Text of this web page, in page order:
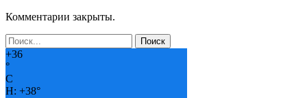
Комментарии закрыты.
+36
°
C
H: +38°